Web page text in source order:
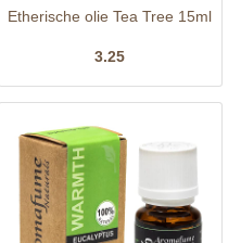
Etherische olie Tea Tree 15ml
3.25